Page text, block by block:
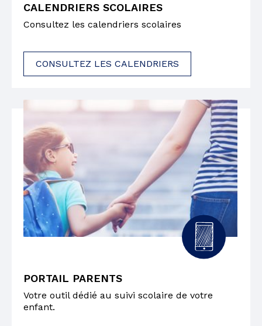
CALENDRIERS SCOLAIRES
Consultez les calendriers scolaires
CONSULTEZ LES CALENDRIERS
PORTAIL PARENTS
Votre outil dédié au suivi scolaire de votre
enfant.